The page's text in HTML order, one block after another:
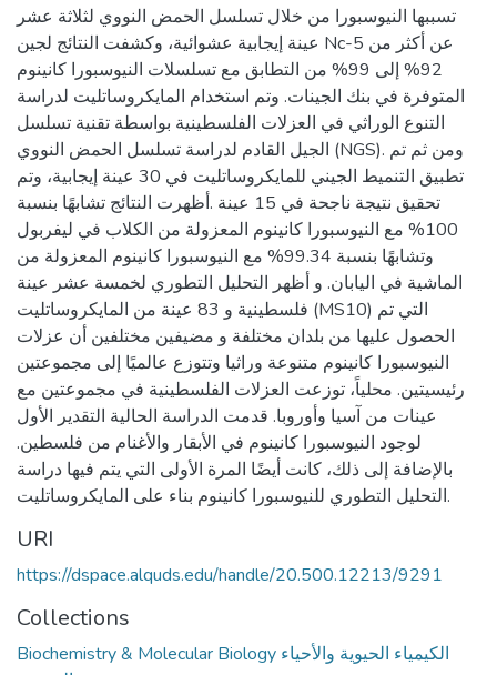
تسببها النيوسبورا من خلال تسلسل الحمض النووي لثلاثة عشر
عينة إيجابية عشوائية، وكشفت النتائج لجين Nc-5 عن أكثر من
92% إلى 99% من التطابق مع تسلسلات النيوسبورا كانينوم
المتوفرة في بنك الجينات. وتم استخدام المايكروساتليت لدراسة
التنوع الوراثي في العزلات الفلسطينية بواسطة تقنية تسلسل
الجيل القادم لدراسة تسلسل الحمض النووي (NGS). ومن ثم تم
تطبيق التنميط الجيني للمايكروساتليت في 30 عينة إيجابية، وتم
تحقيق نتيجة ناجحة في 15 عينة .أظهرت النتائج تشابهًا بنسبة
100% مع النيوسبورا كانينوم المعزولة من الكلاب في ليفربول
وتشابهًا بنسبة 99.34% مع النيوسبورا كانينوم المعزولة من
الماشية في اليابان. و أظهر التحليل التطوري لخمسة عشر عينة
فلسطينية و 83 عينة من المايكروساتليت (MS10) التي تم
الحصول عليها من بلدان مختلفة و مضيفين مختلفين أن عزلات
النيوسبورا كانينوم متنوعة وراثيا وتتوزع عالميًا إلى مجموعتين
رئيسيتين. محلياً، توزعت العزلات الفلسطينية في مجموعتين مع
عينات من آسيا وأوروبا. قدمت الدراسة الحالية التقدير الأول
لوجود النيوسبورا كانينوم في الأبقار والأغنام من فلسطين.
بالإضافة إلى ذلك، كانت أيضًا المرة الأولى التي يتم فيها دراسة
التحليل التطوري للنيوسبورا كانينوم بناء على المايكروساتليت.
URI
https://dspace.alquds.edu/handle/20.500.12213/9291
Collections
Biochemistry & Molecular Biology الكيمياء الحيوية والأحياء